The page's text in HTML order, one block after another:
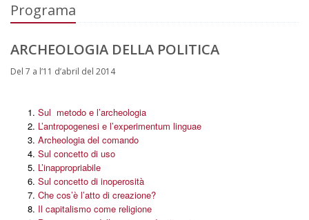
Programa
ARCHEOLOGIA DELLA POLITICA
Del 7 a l’11 d’abril del 2014
Sul metodo e l’archeologia
L’antropogenesi e l’experimentum linguae
Archeologia del comando
Sul concetto di uso
L’inappropriabile
Sul concetto di inoperosità
Che cos’è l’atto di creazione?
Il capitalismo come religione